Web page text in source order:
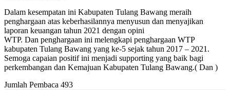
Dalam kesempatan ini Kabupaten Tulang Bawang meraih
penghargaan atas keberhasilannya menyusun dan menyajikan
laporan keuangan tahun 2021 dengan opini
WTP. Dan penghargaan ini melengkapi penghargaan WTP
kabupaten Tulang Bawang yang ke-5 sejak tahun 2017 – 2021.
Semoga capaian positif ini menjadi supporting yang baik bagi
perkembangan dan Kemajuan Kabupaten Tulang Bawang.( Dan )
Jumlah Pembaca 493